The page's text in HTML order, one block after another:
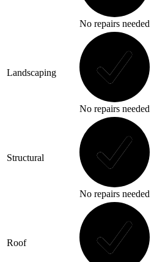
No repairs needed
Landscaping
No repairs needed
Structural
No repairs needed
Roof